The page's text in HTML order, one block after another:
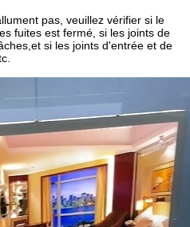
pas, veuillez vérifier si le
fuites est fermé, si les joints de
si les joints d'entrée et de